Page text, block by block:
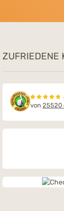
ZUFRIEDENE
von 25520